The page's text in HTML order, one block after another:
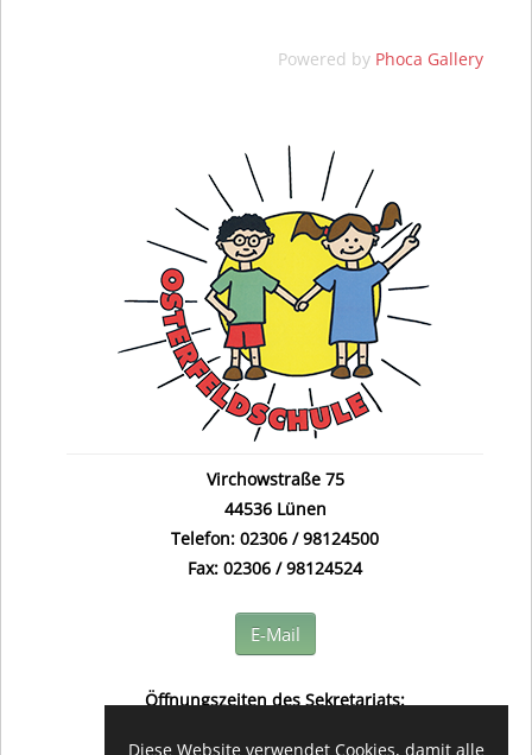
Powered by Phoca Gallery
Virchowstraße 75
44536 Lünen
Telefon: 02306 / 98124500
Fax: 02306 / 98124524
E-Mail
Öffnungszeiten des Sekretariats:
Diese Website verwendet Cookies, damit alle